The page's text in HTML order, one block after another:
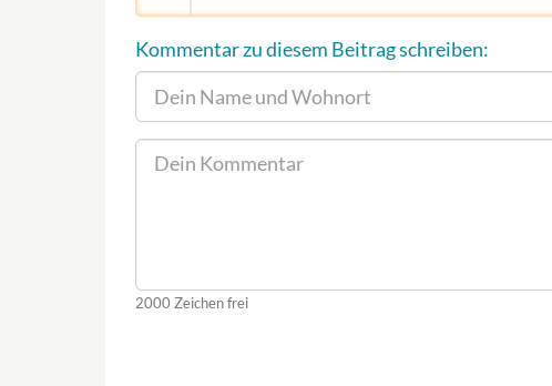
Kommentar zu diesem Beitrag schreiben:
2000 Zeichen frei